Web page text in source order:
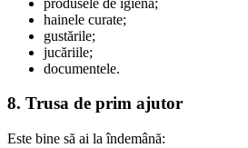
hainele curate;
gustările;
jucăriile;
documentele.
8. Trusa de prim ajutor
Este bine să ai la îndemână: